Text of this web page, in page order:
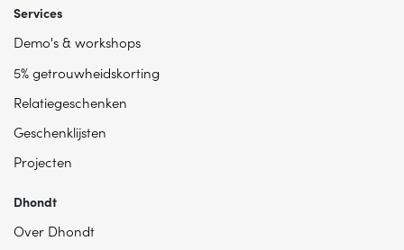
Services
Demo's & workshops
5% getrouwheidskorting
Relatiegeschenken
Geschenklijsten
Projecten
Dhondt
Over Dhondt